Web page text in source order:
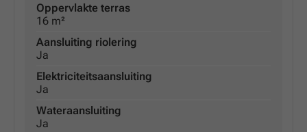
Oppervlakte terras
16 m²
Aansluiting riolering
Ja
Elektriciteitsaansluiting
Ja
Wateraansluiting
Ja